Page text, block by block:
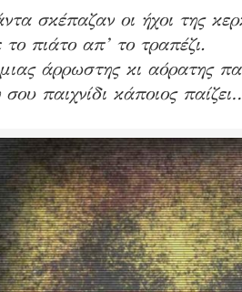
σκέπαζαν οι ήχοι της
πιάτο απ’ το τραπέζι.
άρρωστης κι αόρατης
παιχνίδι κάποιος